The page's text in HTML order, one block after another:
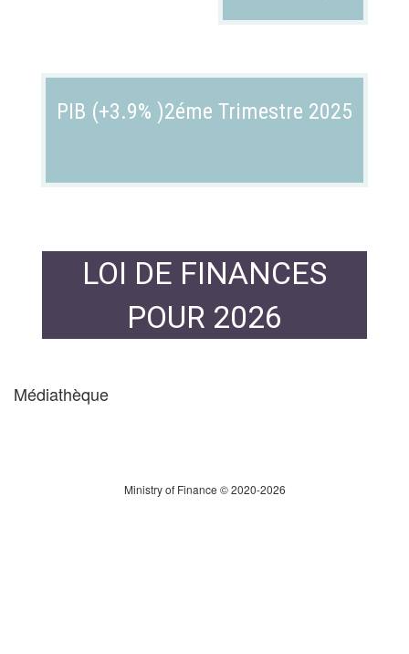
PIB (+3.9% )2éme Trimestre 2025
LOI DE FINANCES
POUR 2026
Médiathèque
Ministry of Finance © 2020-2026